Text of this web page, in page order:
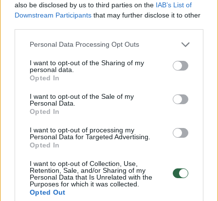
also be disclosed by us to third parties on the IAB’s List of
Downstream Participants that may further disclose it to other
Personal Data Processing Opt Outs
I want to opt-out of the Sharing of my
personal data.
Opted In
I want to opt-out of the Sale of my
Personal Data.
Opted In
I want to opt-out of processing my
Personal Data for Targeted Advertising.
Opted In
I want to opt-out of Collection, Use,
Retention, Sale, and/or Sharing of my
Personal Data that Is Unrelated with the
Purposes for which it was collected.
Opted Out
dūmo kvapo. Naudojant drožles, galioja tos
pačios taisyklės kaip ir rūkant su kaladėlėmis.
labai greitai sudegs ir dūmo išskirs
minimaliai. Todėl naudojame metalinę
rūkymo dėžutę, kuri apsaugo drožles nuo
ugnies. Dėžutė statome ant žarijų, ir kai ji
įkaista, drožlės pradeda smilkti. Drožlės
dėžutėje smilksta apie 30–50 minučių,
grilio temperatūros. Smulkesnės smilksta
trumpiau, stambesnės – ilgiau.